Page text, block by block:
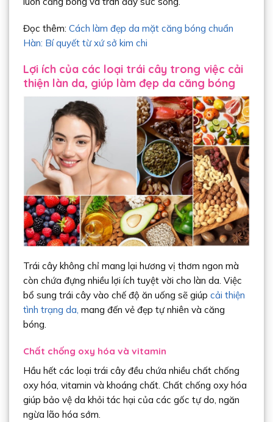
Đọc thêm: Cách làm đẹp da mặt căng bóng chuẩn
Hàn: Bí quyết từ xứ sở kim chi
Lợi ích của các loại trái cây trong việc cải
thiện làn da, giúp làm đẹp da căng bóng
Trái cây không chỉ mang lại hương vị thơm ngon mà
còn chứa đựng nhiều lợi ích tuyệt vời cho làn da. Việc
bổ sung trái cây vào chế độ ăn uống sẽ giúp cải thiện
tình trạng da, mang đến vẻ đẹp tự nhiên và căng
bóng.
Chất chống oxy hóa và vitamin
Hầu hết các loại trái cây đều chứa nhiều chất chống
oxy hóa, vitamin và khoáng chất. Chất chống oxy hóa
giúp bảo vệ da khỏi tác hại của các gốc tự do, ngăn
ngừa lão hóa sớm.